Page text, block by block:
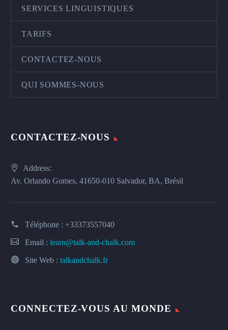
SERVICES LINGUISTIQUES
TARIFS
CONTACTEZ-NOUS
QUI SOMMES-NOUS
CONTACTEZ-NOUS
Address:
Av. Orlando Gomes, 41650-010 Salvador, BA, Brésil
Téléphone : +33373557040
Email : learn@talk-and-chalk.com
Site Web : talkandchalk.fr
CONNECTEZ-VOUS AU MONDE